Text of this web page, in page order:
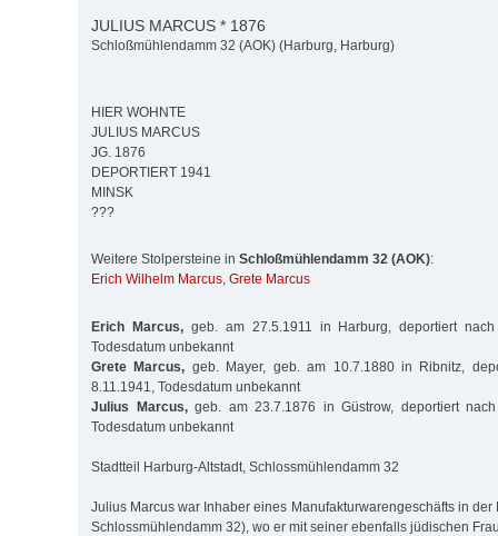
JULIUS MARCUS * 1876
Schloßmühlendamm 32 (AOK) (Harburg, Harburg)
HIER WOHNTE
JULIUS MARCUS
JG. 1876
DEPORTIERT 1941
MINSK
???
Weitere Stolpersteine in Schloßmühlendamm 32 (AOK):
Erich Wilhelm Marcus, Grete Marcus
Erich Marcus,geb. am 27.5.1911 in Harburg, deportiert nach
Todesdatum unbekannt
Grete Marcus, geb. Mayer, geb. am 10.7.1880 in Ribnitz,
8.11.1941, Todesdatum unbekannt
Julius Marcus,geb. am 23.7.1876 in Güstrow, deportiert
Todesdatum unbekannt
Stadtteil Harburg-Altstadt, Schlossmühlendamm 32
Julius Marcus war Inhaber eines Manufakturwarengeschäfts in der
Schlossmühlendamm 32), wo er mit seiner ebenfalls jüdischen